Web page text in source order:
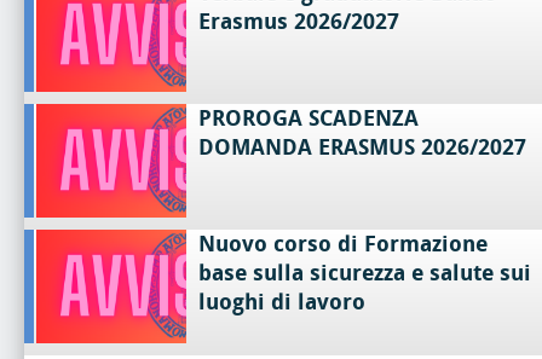
Erasmus 2026/2027
PROROGA SCADENZA
DOMANDA ERASMUS 2026/2027
Nuovo corso di Formazione
base sulla sicurezza e salute sui
luoghi di lavoro